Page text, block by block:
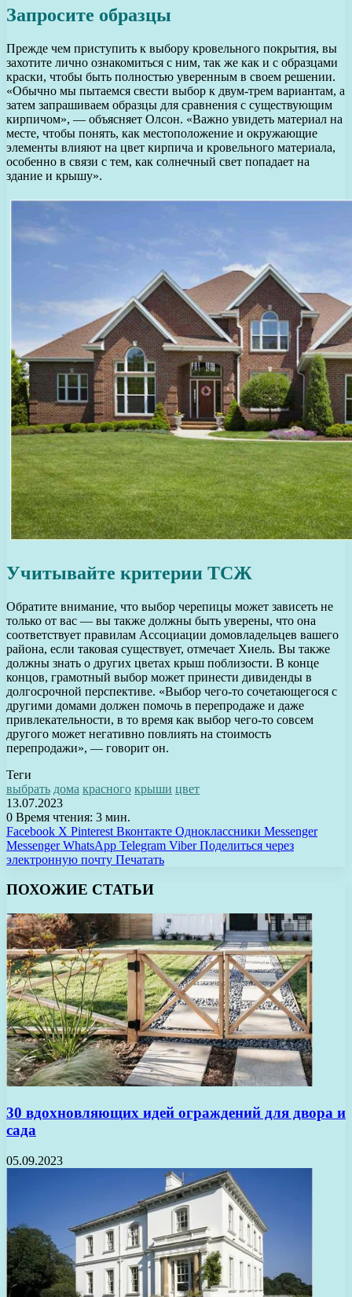
Запросите образцы
Прежде чем приступить к выбору кровельного покрытия, вы
захотите лично ознакомиться с ним, так же как и с образцами
краски, чтобы быть полностью уверенным в своем решении.
«Обычно мы пытаемся свести выбор к двум-трем вариантам, а
затем запрашиваем образцы для сравнения с существующим
кирпичом», — объясняет Олсон. «Важно увидеть материал на
месте, чтобы понять, как местоположение и окружающие
элементы влияют на цвет кирпича и кровельного материала,
особенно в связи с тем, как солнечный свет попадает на
здание и крышу».
Учитывайте критерии ТСЖ
Обратите внимание, что выбор черепицы может зависеть не
только от вас — вы также должны быть уверены, что она
соответствует правилам Ассоциации домовладельцев вашего
района, если таковая существует, отмечает Хиель. Вы также
должны знать о других цветах крыш поблизости. В конце
концов, грамотный выбор может принести дивиденды в
долгосрочной перспективе. «Выбор чего-то сочетающегося с
другими домами должен помочь в перепродаже и даже
привлекательности, в то время как выбор чего-то совсем
другого может негативно повлиять на стоимость
перепродажи», — говорит он.
Теги
выбрать дома красного крыши цвет
13.07.2023
0 Время чтения: 3 мин.
Facebook X Pinterest Вконтакте Одноклассники Messenger
Messenger WhatsApp Telegram Viber Поделиться через
электронную почту Печатать
ПОХОЖИЕ СТАТЬИ
30 вдохновляющих идей ограждений для двора и
сада
05.09.2023